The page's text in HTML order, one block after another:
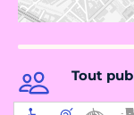
Tout